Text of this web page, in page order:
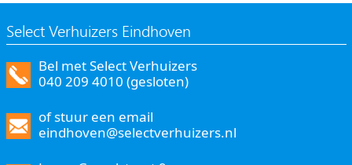
Select Verhuizers Eindhoven
Bel met Select Verhuizers
040 209 4010 (gesloten)
of stuur een email
eindhoven@selectverhuizers.nl